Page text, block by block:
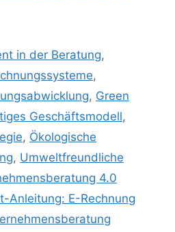
in der Beratung,
,
, Green
Geschäftsmodell,
, Ökologische
, Umweltfreundliche
4.0
Anleitung: E-Rechnung